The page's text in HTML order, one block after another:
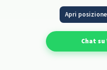
Apri
Chat su